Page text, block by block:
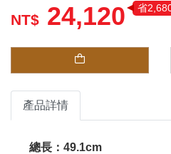
24,120 省
產品詳情
總長：49.1cm